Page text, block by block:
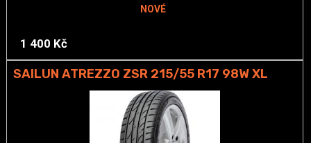
NOVÉ
1 400 Kč
SAILUN ATREZZO ZSR 215/55 R17 98W XL